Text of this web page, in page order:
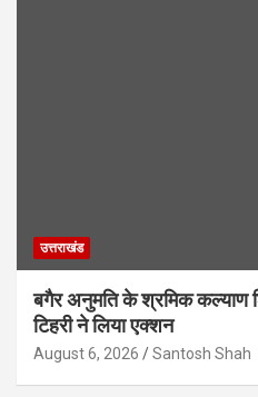
उत्तराखंड
बगैर अनुमति के श्रमिक कल्याण
टिहरी ने लिया एक्शन
August 6, 2026 Santosh Shah